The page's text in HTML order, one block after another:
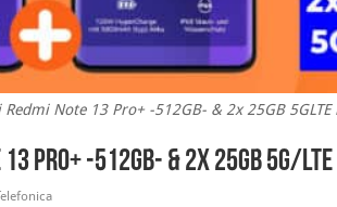
Redmi Note 13 Pro+ -512GB- & 2x 25GB
Pro+ -512GB- & 2x 25GB 5G/